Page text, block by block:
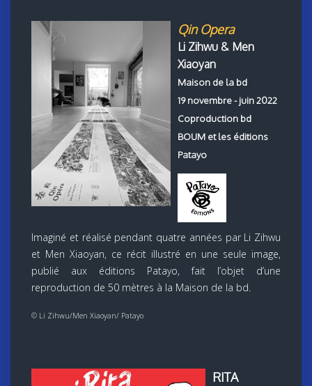
Qin Opera
Li Zihwu & Men
Xiaoyan
Maison de la bd
19 novembre - juin 2022
Coproduction bd
BOUM et les éditions
Patayo
Imaginé et réalisé pendant quatre années par Li Zihwu
et Men Xiaoyan, ce récit illustré en une seule image,
publié aux éditions Patayo, fait l’objet d’une
reproduction de 50 mètres à la Maison de la bd.
© Li Zihwu/Men Xiaoyan/ Patayo
RITA